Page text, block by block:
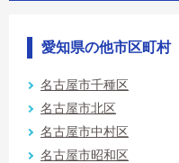
愛知県の他市区町村
名古屋市千種区
名古屋市北区
名古屋市中村区
名古屋市昭和区